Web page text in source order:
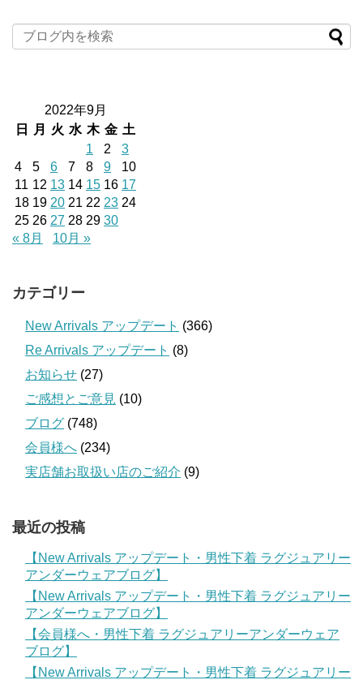
2022年9月
日
月 火 水 木 金 土
1
2
3
4
5 6 7 8 9
10
11 12 13 14 15 16 17
18 19 20 21 22 23 24
25 26 27 28 29 30
« 8月
10月 »
カテゴリー
New Arrivals アップデート (366)
Re Arrivals アップデート (8)
お知らせ (27)
ご感想とご意見 (10)
ブログ (748)
会員様へ (234)
実店舗お取扱い店のご紹介 (9)
最近の投稿
【New Arrivals アップデート・男性下着 ラグジュアリー
アンダーウェアブログ】
【New Arrivals アップデート・男性下着 ラグジュアリー
アンダーウェアブログ】
【会員様へ・男性下着 ラグジュアリーアンダーウェア
ブログ】
【New Arrivals アップデート・男性下着 ラグジュアリー